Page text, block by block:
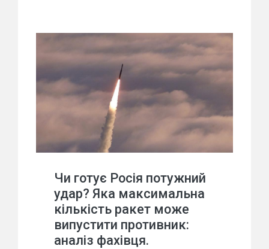
Чи готує Росія потужний
удар? Яка максимальна
кількість ракет може
випустити противник:
аналіз фахівця.